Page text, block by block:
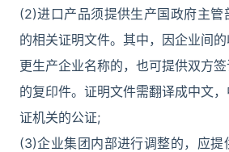
(2)进口产品须提供生产国政府主管
的相关证明文件。其中，因企业间
更生产企业名称的，也可提供双方
的复印件。证明文件需翻译成中文
证机关的公证;
(3)企业集团内部进行调整的，应提